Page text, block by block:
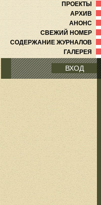
ПРОЕКТЫ
АРХИВ
АНОНС
СВЕЖИЙ НОМЕР
СОДЕРЖАНИЕ ЖУРНАЛОВ
ГАЛЕРЕЯ
ВХОД